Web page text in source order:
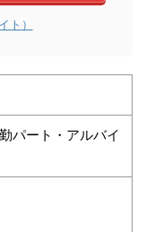
ト）
パート・アルバイ